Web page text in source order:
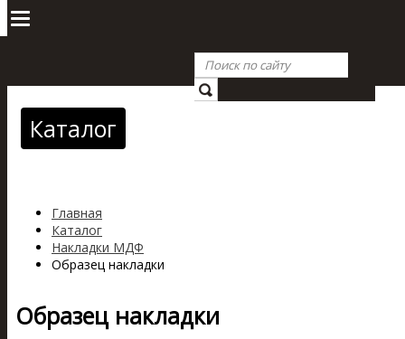
Каталог
Главная
Каталог
Накладки МДФ
Образец накладки
Образец накладки